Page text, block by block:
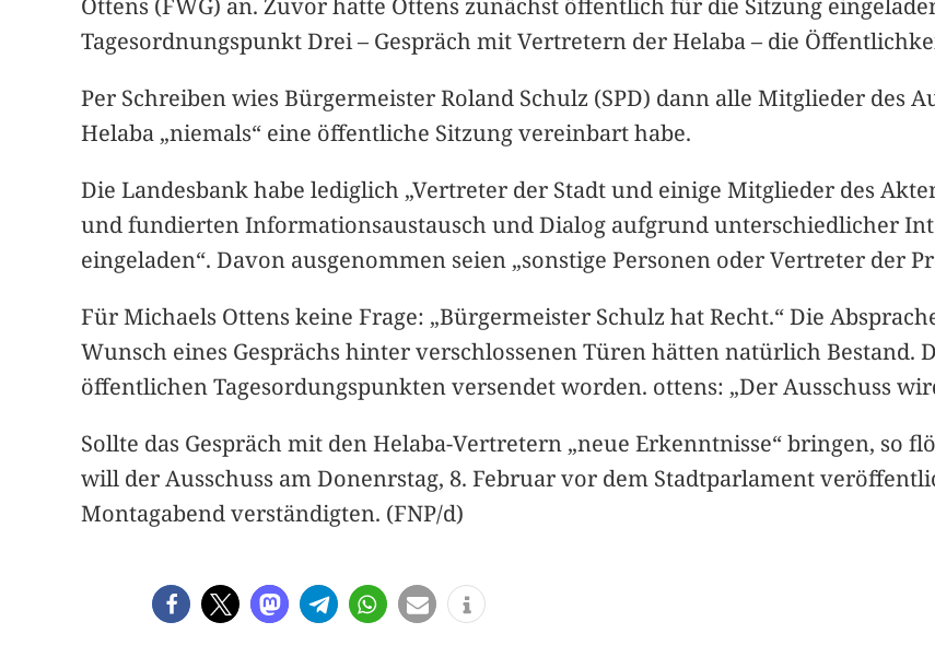
Tagesordnungspunkt Drei – Gespräch mit Vertretern der Helaba – die
Per Schreiben wies Bürgermeister Roland Schulz (SPD) dann alle Mitglieder des
Helaba „niemals“ eine öffentliche Sitzung vereinbart habe.
Die Landesbank habe lediglich „Vertreter der Stadt und einige Mitglieder des
und fundierten Informationsaustausch und Dialog aufgrund unterschiedlicher
eingeladen“. Davon ausgenommen seien „sonstige Personen oder Vertreter der
Für Michaels Ottens keine Frage: „Bürgermeister Schulz hat Recht.“ Die
Wunsch eines Gesprächs hinter verschlossenen Türen hätten natürlich Bestand.
öffentlichen Tagesordungspunkten versendet worden. ottens: „Der Ausschuss
Sollte das Gespräch mit den Helaba-Vertretern „neue Erkenntnisse“ bringen, so
will der Ausschuss am Donenrstag, 8. Februar vor dem Stadtparlament
Montagabend verständigten. (FNP/d)